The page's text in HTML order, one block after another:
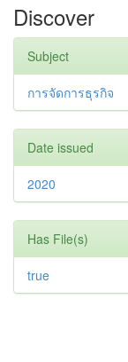
Discover
Subject
การจัดการธุรกิจ
Date issued
2020
Has File(s)
true